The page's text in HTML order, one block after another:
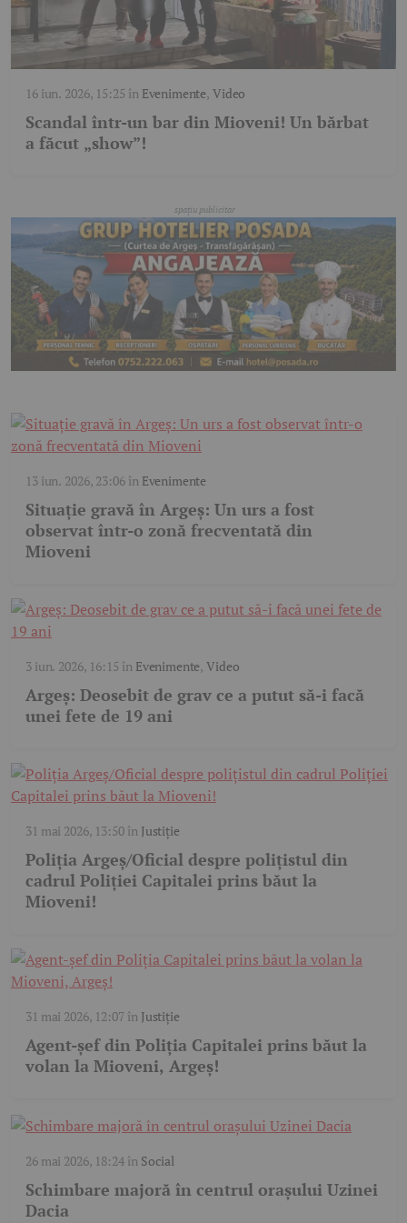
16 iun. 2026, 15:25 în Evenimente,Video
Scandal într-un bar din Mioveni! Un bărbat
a făcut „show”!
13 iun. 2026, 23:06în Evenimente
Situație gravă în Argeș: Un urs a fost
observat într-o zonă frecventată din
Mioveni
3 iun. 2026, 16:15 în Evenimente,Video
Argeș: Deosebit de grav ce a putut să-i facă
unei fete de 19 ani
31 mai 2026, 13:50în Justiție
Poliția Argeș/Oficial despre polițistul din
cadrul Poliției Capitalei prins băut la
Mioveni!
31 mai 2026, 12:07în Justiție
Agent-șef din Poliția Capitalei prins băut la
volan la Mioveni, Argeş!
26 mai 2026, 18:24în Social
Schimbare majoră în centrul orașului Uzinei
Dacia